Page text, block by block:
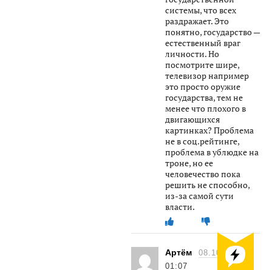
системы, что всех
раздражает. Это
понятно, государство —
естественный враг
личности. Но
посмотрите шире,
телевизор например
это просто оружие
государства, тем не
менее что плохого в
двигающихся
картинках? Проблема
не в соц.рейтинге,
проблема в ублюдке на
троне, но ее
человечество пока
решить не способно,
из-за самой сути
власти.
Артём
08.10.2023
01:07